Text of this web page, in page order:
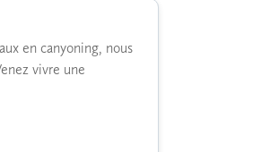
en canyoning, nous
vivre une